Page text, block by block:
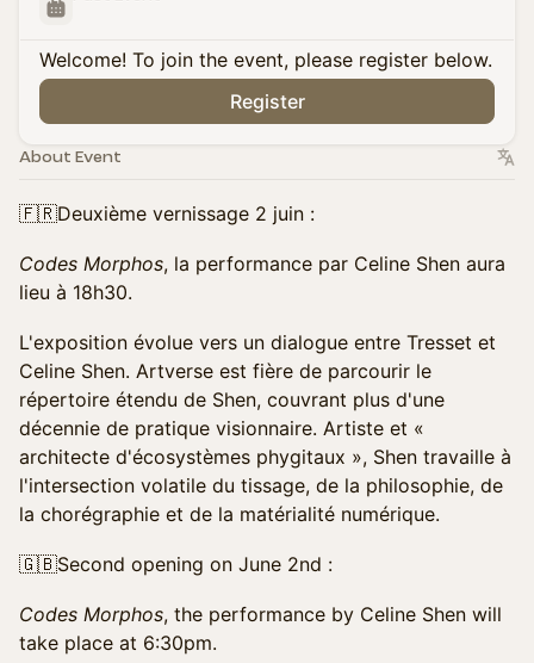
Welcome! To join the event, please register below.
Register
About Event
🇫🇷Deuxième vernissage 2 juin :
Codes Morphos, la performance par Celine Shen aura
lieu à 18h30.
L'exposition évolue vers un dialogue entre Tresset et
Celine Shen. Artverse est fière de parcourir le
répertoire étendu de Shen, couvrant plus d'une
décennie de pratique visionnaire. Artiste et «
architecte d'écosystèmes phygitaux », Shen travaille à
l'intersection volatile du tissage, de la philosophie, de
la chorégraphie et de la matérialité numérique.
🇬🇧Second opening on June 2nd :
Codes Morphos, the performance by Celine Shen will
take place at 6:30pm.